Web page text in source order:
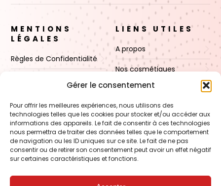
Gérer le consentement
Pour offrir les meilleures expériences, nous utilisons des
technologies telles que les cookies pour stocker et/ou accéder aux
informations des appareils. Le fait de consentir à ces technologies
nous permettra de traiter des données telles que le comportement
de navigation ou les ID uniques sur ce site. Le fait de ne pas
consentir ou de retirer son consentement peut avoir un effet négatif
sur certaines caractéristiques et fonctions.
MENTIONS
LÉGALES
Règles de Confidentialité
Politique de cookies (UE)
LIENS UTILES
A propos
Nos cosmétiques
Nos cires
Boutique
Contact